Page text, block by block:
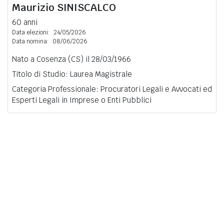
Maurizio SINISCALCO
60 anni
Data elezioni: 24/05/2026
Data nomina:
08/06/2026
Nato a Cosenza (CS) il 28/03/1966
Titolo di Studio: Laurea Magistrale
Categoria Professionale: Procuratori Legali e Avvocati ed
Esperti Legali in Imprese o Enti Pubblici